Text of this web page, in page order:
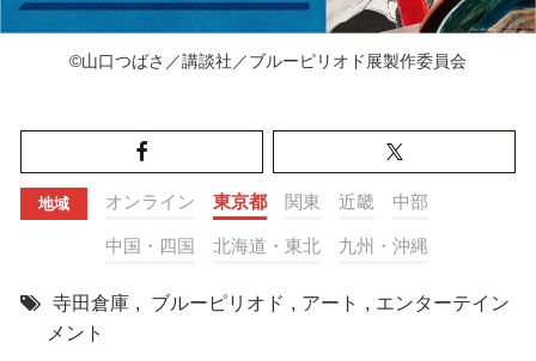
©山口つばさ／講談社／ブルーピリオド展製作委員会
地域 オンライン 東京都 関東 近畿 中部
中国・四国 北海道・東北 九州・沖縄
寺田倉庫 , ブルーピリオド , アート , エンターテイン
メント